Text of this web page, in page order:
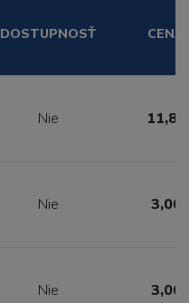
DOSTUPNOSŤ CENA
Nie
Nie 3,00
Nie 3,00